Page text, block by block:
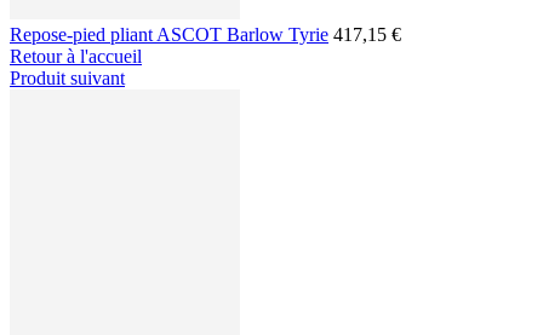
Repose-pied pliant ASCOT Barlow Tyrie 417,15 €
Retour à l'accueil
Produit suivant